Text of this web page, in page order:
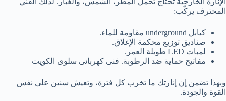
المحترف يركّب:
كيابل underground مقاومة للماء.
صناديق توزيع محكمة الإغلاق.
لمبات LED طويلة العمر.
مفاتيح حماية ضد الرطوبة. فنى كهربائى سلوى الكويت
وبهذا تضمن إن إنارتك ما تخرب كل فترة، وتعيش سنين على نفس
القوة والجودة.